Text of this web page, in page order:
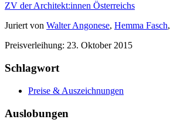
ZV der Architekt:innen Österreichs
Juriert von Walter Angonese, Hemma Fasch,
Preisverleihung: 23. Oktober 2015
Schlagwort
Preise & Auszeichnungen
Auslobungen